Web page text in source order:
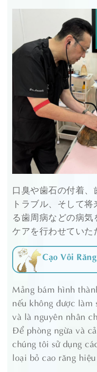
口臭や歯石の付着
トラブル、そして
る歯周病などの病
ケアを行わせていた
Cạo Vôi
Mảng bám hình
nếu không được làm
và là nguyên nhân
Để phòng ngừa và
chúng tôi sử dụng
loại bỏ cao răng